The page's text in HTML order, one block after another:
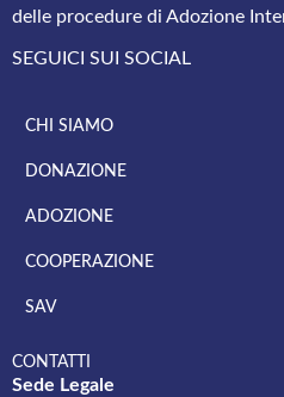
delle procedure di Adozione
SEGUICI SUI SOCIAL
CHI SIAMO
DONAZIONE
ADOZIONE
COOPERAZIONE
SAV
CONTATTI
Sede Legale